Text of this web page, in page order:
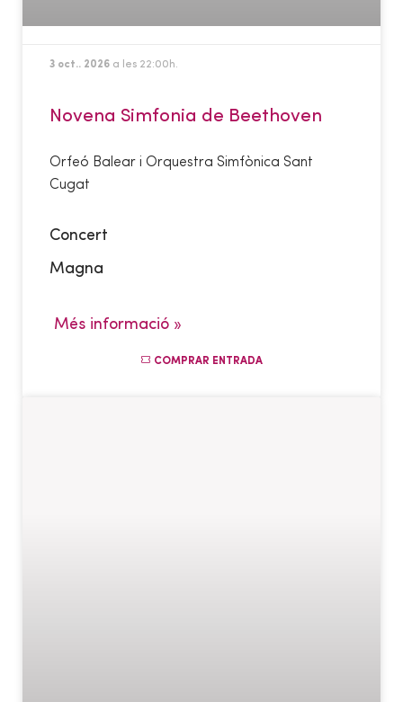
3 oct.. 2026 a les 22:00h.
Novena Simfonia de Beethoven
Orfeó Balear i Orquestra Simfònica Sant
Cugat
Concert
Magna
Més informació »
COMPRAR ENTRADA